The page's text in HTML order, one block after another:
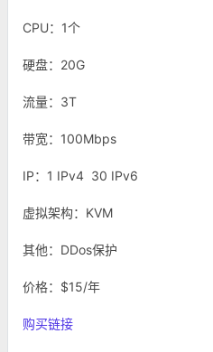
CPU：1个
硬盘：20G
流量：3T
带宽：100Mbps
IP：1 IPv4 30 IPv6
虚拟架构：KVM
其他：DDos保护
价格：$15/年
购买链接